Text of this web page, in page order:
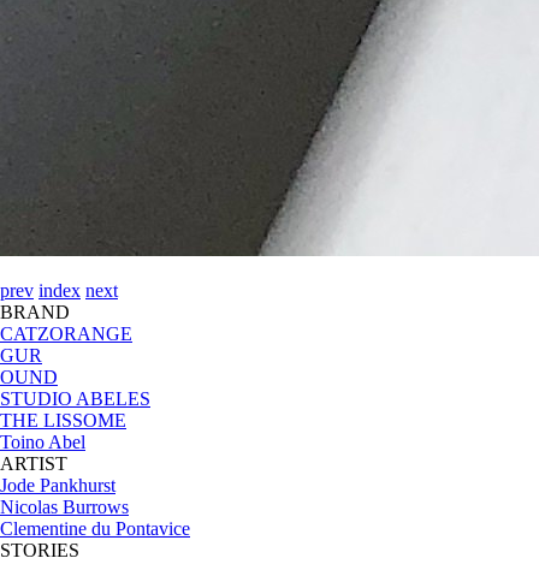
prev index next
BRAND
CATZORANGE
GUR
OUND
STUDIO ABELES
THE LISSOME
Toino Abel
ARTIST
Jode Pankhurst
Nicolas Burrows
Clementine du Pontavice
STORIES